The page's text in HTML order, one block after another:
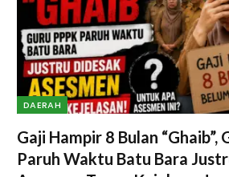
DAERAH
Gaji Hampir 8 Bulan “Ghaib”,
Paruh Waktu Batu Bara